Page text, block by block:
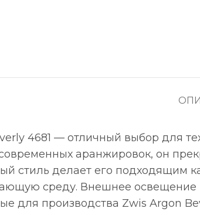
4681 — отличный выбор для
аранжировок, он
стиль делает его подходящим
среду. Внешнее
для производства Zwis Argon